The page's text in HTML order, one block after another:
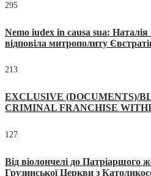
295
Nemo iudex in causa sua:
відповіла митрополиту
213
EXCLUSIVE (DOCUMENTS)/
CRIMINAL FRANCHISE
127
Від віолончелі до Патріаршого
Грузинської Церкви з